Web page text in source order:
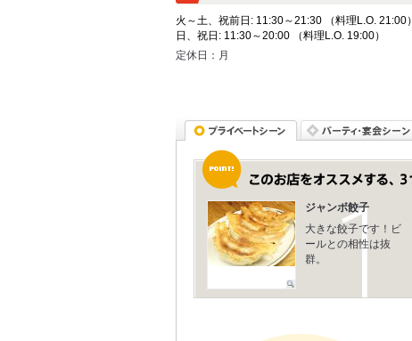
火～土、祝前日: 11:30～21:30 （料理L.O. 21:00）
日、祝日: 11:30～20:00 （料理L.O. 19:00）
定休日： 月
ジャンボ餃子
大きな餃子です！ビ
ールとの相性は抜
群。